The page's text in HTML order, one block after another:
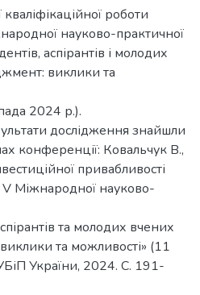
кваліфікаційної роботи
науково-практичної
аспірантів і молодих
виклики та
2024 р.).
дослідження знайшли
конференції: Ковальчук В.,
привабливості
V Міжнародної науково-
та молодих вчених
та можливості» (11
України, 2024. С. 191-